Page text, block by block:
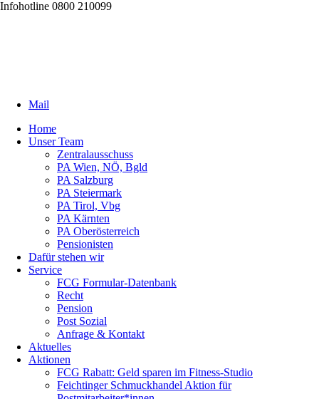
Infohotline 0800 210099
Mail
Home
Unser Team
Zentralausschuss
PA Wien, NÖ, Bgld
PA Salzburg
PA Steiermark
PA Tirol, Vbg
PA Kärnten
PA Oberösterreich
Pensionisten
Dafür stehen wir
Service
FCG Formular-Datenbank
Recht
Pension
Post Sozial
Anfrage & Kontakt
Aktuelles
Aktionen
FCG Rabatt: Geld sparen im Fitness-Studio
Feichtinger Schmuckhandel Aktion für